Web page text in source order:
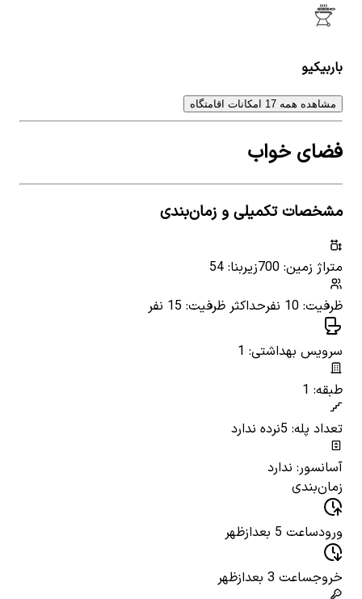
باربیکیو
مشاهده همه 17 امکانات اقامتگاه
فضای خواب
مشخصات تکمیلی و زمان‌بندی
متراژ زمین: 700
زیربنا: 54
ظرفیت: 10 نفر
حداکثر ظرفیت: 15 نفر
سرویس بهداشتی: 1
طبقه: 1
تعداد پله: 5
نرده ندارد
آسانسور: ندارد
زمان‌بندی
ورودساعت 5 بعدازظهر
خروجساعت 3 بعدازظهر